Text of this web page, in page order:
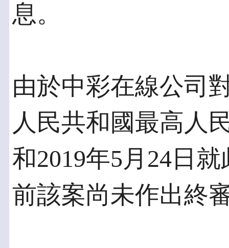
息。
由於中彩在線公司
人民共和國最高人
和2019年5月24日
前該案尚未作出終